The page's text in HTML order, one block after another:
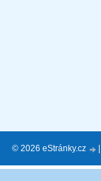
© 2026 eStránky.cz